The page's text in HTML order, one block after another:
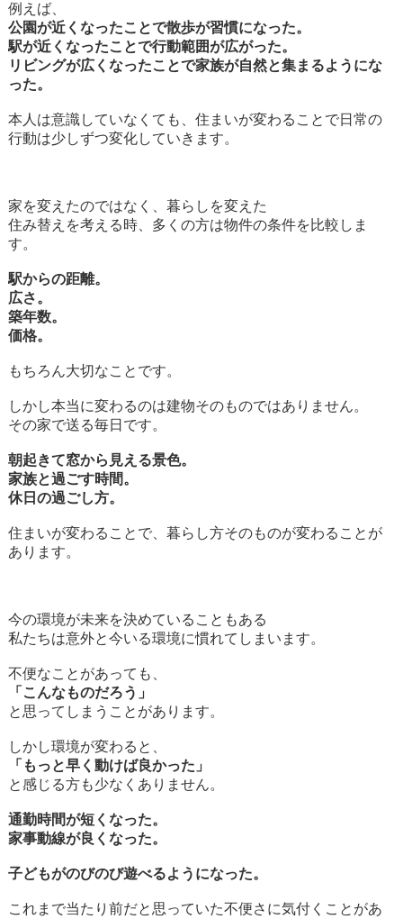
例えば、
公園が近くなったことで散歩が習慣になった。
駅が近くなったことで行動範囲が広がった。
リビングが広くなったことで家族が自然と集まるようにな
った。
本人は意識していなくても、住まいが変わることで日常の
行動は少しずつ変化していきます。
家を変えたのではなく、暮らしを変えた
住み替えを考える時、多くの方は物件の条件を比較しま
す。
駅からの距離。
広さ。
築年数。
価格。
もちろん大切なことです。
しかし本当に変わるのは建物そのものではありません。
その家で送る毎日です。
朝起きて窓から見える景色。
家族と過ごす時間。
休日の過ごし方。
住まいが変わることで、暮らし方そのものが変わることが
あります。
今の環境が未来を決めていることもある
私たちは意外と今いる環境に慣れてしまいます。
不便なことがあっても、
「こんなものだろう」
と思ってしまうことがあります。
しかし環境が変わると、
「もっと早く動けば良かった」
と感じる方も少なくありません。
通勤時間が短くなった。
家事動線が良くなった。
子どもがのびのび遊べるようになった。
これまで当たり前だと思っていた不便さに気付くことがあ